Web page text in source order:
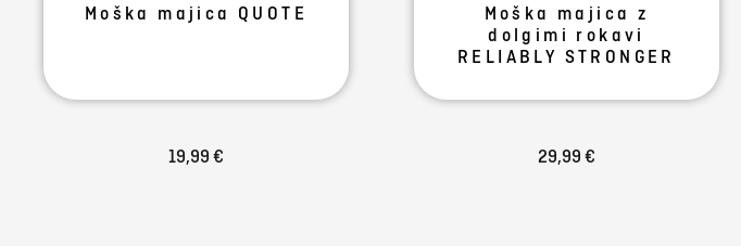
Moška majica QUOTE
19,99 €
Moška majica z
dolgimi rokavi
RELIABLY STRONGER
29,99 €